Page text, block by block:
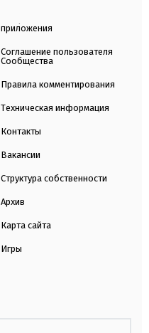
приложения
Соглашение пользователя
Сообщества
Правила комментирования
Техническая информация
Контакты
Вакансии
Структура собственности
Архив
Карта сайта
Игры